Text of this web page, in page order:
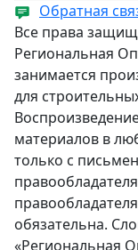
Обратная
Все права
Региональная
занимается
для
материалов в
только с
обязательна.
«Региональная